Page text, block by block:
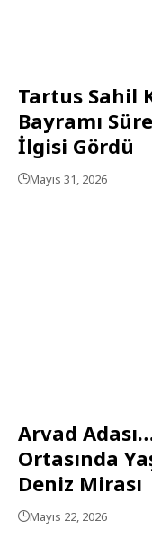
Tartus Sahil
Bayramı
İlgisi Gördü
Mayıs 31, 2026
Arvad
Ortasında
Deniz Mirası
Mayıs 22, 2026